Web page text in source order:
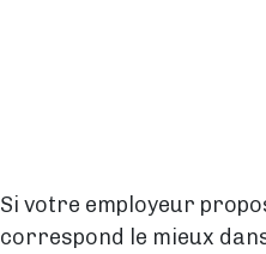
Si votre employeur
correspond le mieux